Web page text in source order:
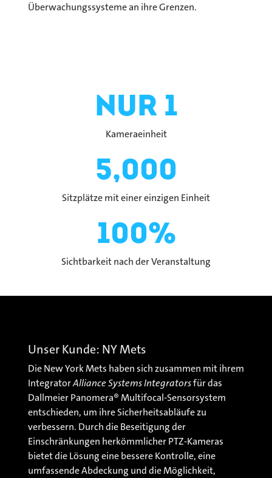
Überwachungssysteme an ihre Grenzen.
nur 1
Kameraeinheit
5,000
Sitzplätze mit einer einzigen Einheit
100%
Sichtbarkeit nach der Veranstaltung
Unser Kunde: NY Mets
Die New York Mets haben sich zusammen mit ihrem
IntegratorAlliance Systems Integratorsfür das
Dallmeier Panomera® Multifocal-Sensorsystem
entschieden, um ihre Sicherheitsabläufe zu
verbessern. Durch die Beseitigung der
Einschränkungen herkömmlicher PTZ-Kameras
bietet die Lösung eine bessere Kontrolle, eine
umfassende Abdeckung und die Möglichkeit,